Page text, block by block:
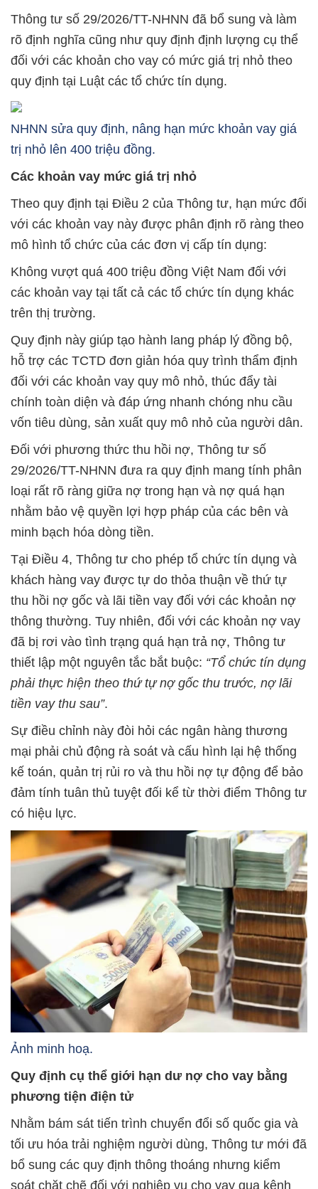
Thông tư số 29/2026/TT-NHNN đã bổ sung và làm
rõ định nghĩa cũng như quy định định lượng cụ thể
đối với các khoản cho vay có mức giá trị nhỏ theo
quy định tại Luật các tổ chức tín dụng.
NHNN sửa quy định, nâng hạn mức khoản vay giá
trị nhỏ lên 400 triệu đồng.
Các khoản vay mức giá trị nhỏ
Theo quy định tại Điều 2 của Thông tư, hạn mức đối
với các khoản vay này được phân định rõ ràng theo
mô hình tổ chức của các đơn vị cấp tín dụng:
Không vượt quá 400 triệu đồng Việt Nam đối với
các khoản vay tại tất cả các tổ chức tín dụng khác
trên thị trường.
Quy định này giúp tạo hành lang pháp lý đồng bộ,
hỗ trợ các TCTD đơn giản hóa quy trình thẩm định
đối với các khoản vay quy mô nhỏ, thúc đẩy tài
chính toàn diện và đáp ứng nhanh chóng nhu cầu
vốn tiêu dùng, sản xuất quy mô nhỏ của người dân.
Đối với phương thức thu hồi nợ, Thông tư số
29/2026/TT-NHNN đưa ra quy định mang tính phân
loại rất rõ ràng giữa nợ trong hạn và nợ quá hạn
nhằm bảo vệ quyền lợi hợp pháp của các bên và
minh bạch hóa dòng tiền.
Tại Điều 4, Thông tư cho phép tổ chức tín dụng và
khách hàng vay được tự do thỏa thuận về thứ tự
thu hồi nợ gốc và lãi tiền vay đối với các khoản nợ
thông thường. Tuy nhiên, đối với các khoản nợ vay
đã bị rơi vào tình trạng quá hạn trả nợ, Thông tư
thiết lập một nguyên tắc bắt buộc: “Tổ chức tín dụng
phải thực hiện theo thứ tự nợ gốc thu trước, nợ lãi
tiền vay thu sau”.
Sự điều chỉnh này đòi hỏi các ngân hàng thương
mại phải chủ động rà soát và cấu hình lại hệ thống
kế toán, quản trị rủi ro và thu hồi nợ tự động để bảo
đảm tính tuân thủ tuyệt đối kể từ thời điểm Thông tư
có hiệu lực.
Ảnh minh hoạ.
Quy định cụ thể giới hạn dư nợ cho vay bằng
phương tiện điện tử
Nhằm bám sát tiến trình chuyển đổi số quốc gia và
tối ưu hóa trải nghiệm người dùng, Thông tư mới đã
bổ sung các quy định thông thoáng nhưng kiểm
soát chặt chẽ đối với nghiệp vụ cho vay qua kênh